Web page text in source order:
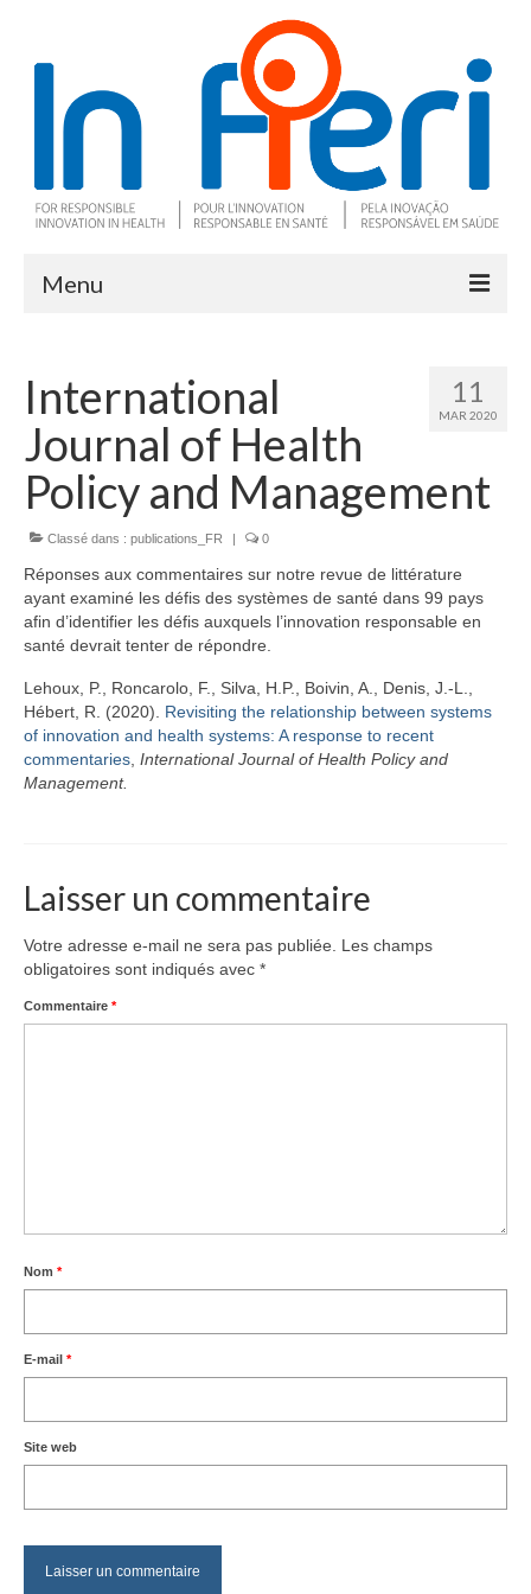
Menu
Ce qu’est l’IRS
Deux outils clés
Programme de recherche
Équipe
Publications
Vidéos
English
11
MAR 2020
International
Journal of Health
Policy and Management
Classé dans : publications_FR | 0
Réponses aux commentaires sur notre revue de littérature
ayant examiné les défis des systèmes de santé dans 99 pays
afin d’identifier les défis auxquels l’innovation responsable en
santé devrait tenter de répondre.
Lehoux, P., Roncarolo, F., Silva, H.P., Boivin, A., Denis, J.-L.,
Hébert, R. (2020). Revisiting the relationship between systems
of innovation and health systems: A response to recent
commentaries International Journal of Health Policy and
Management.
Laisser un commentaire
Votre adresse e-mail ne sera pas publiée.
Les champs
obligatoires sont indiqués avec *
Commentaire *
Nom *
E-mail *
Site web